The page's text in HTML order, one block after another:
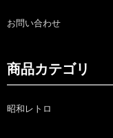
お問い合わせ
商品カテゴリ
昭和レトロ